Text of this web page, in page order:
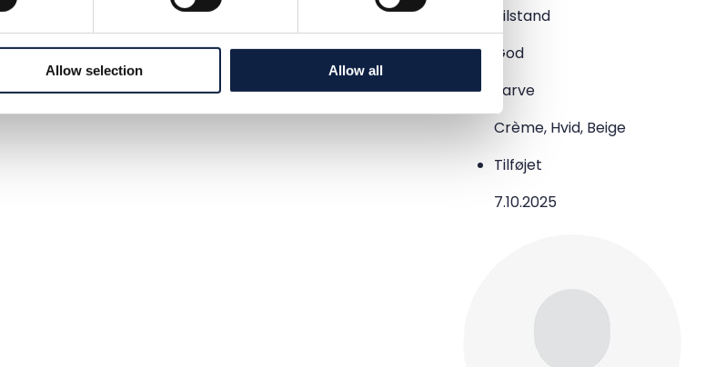
Allow selection Allow all
Tilstand
God
Farve
Crème, Hvid, Beige
Tilføjet
7.10.2025